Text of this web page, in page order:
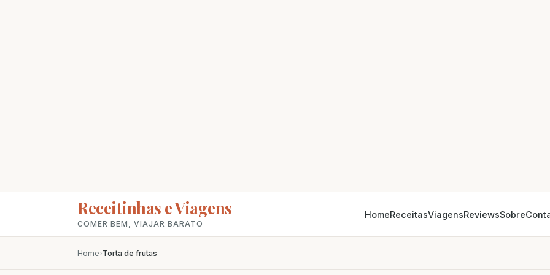
Receitinhas e Viagens
COMER BEM, VIAJAR BARATO
HomeReceitasViagensReviewsSobre
Home›Torta de frutas